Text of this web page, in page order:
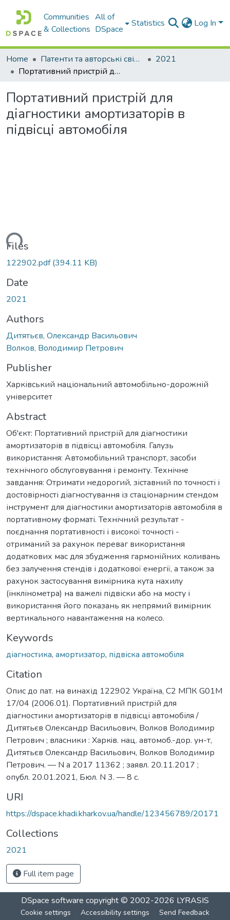
Communities
& Collections
All of
DSpace
Statistics Log In
Home Патенти та авторські свідоцтва
2021
Портативний пристрій для діагностики амортизаторів в підвісці автомобіля
Портативний пристрій для
діагностики амортизаторів в
підвісці автомобіля
Files
122902.pdf(394.11 KB)
Date
2021
Authors
Дитятьєв, Олександр Васильович
Волков, Володимир Петрович
Publisher
Харківський національний автомобільно-дорожній
університет
Abstract
Об'єкт: Портативний пристрій для діагностики
амортизаторів в підвісці автомобіля. Галузь
використання: Автомобільний транспорт, засоби
технічного обслуговування і ремонту. Технічне
завдання: Отримати недорогий, зіставний по точності і
достовірності діагностування із стаціонарним стендом
інструмент для діагностики амортизаторів автомобіля в
портативному форматі. Технічний результат -
поєднання портативності і високої точності -
отриманий за рахунок переваг використання
додаткових мас для збудження гармонійних коливань
без залучення стендів і додаткової енергії, а також за
рахунок застосування вимірника кута нахилу
(інклінометра) на важелі підвіски або на мосту і
використання його показань як непрямий вимірник
вертикального навантаження на колесо.
Keywords
діагностика, амортизатор, підвіска автомобіля
Citation
Опис до пат. на винахід 122902 Україна, С2 МПК G01M
17/04 (2006.01). Портативний пристрій для
діагностики амортизаторів в підвісці автомобіля /
Дитятьєв Олександр Васильович, Волков Володимир
Петрович ; власники : Харкiв. нац. автомоб.-дор. ун-т,
Дитятьєв Олександр Васильович, Волков Володимир
Петрович. — N a 2017 11362 ; заявл. 20.11.2017 ;
опубл. 20.01.2021, Бюл. N 3. — 8 с.
URI
https://dspace.khadi.kharkov.ua/handle/123456789/20171
Collections
2021
Full item page
DSpace software copyright © 2002-2026 LYRASIS
Cookie settings Accessibility settings Send Feedback